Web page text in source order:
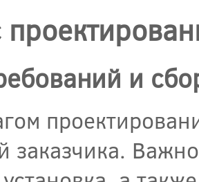
и
заказчика.